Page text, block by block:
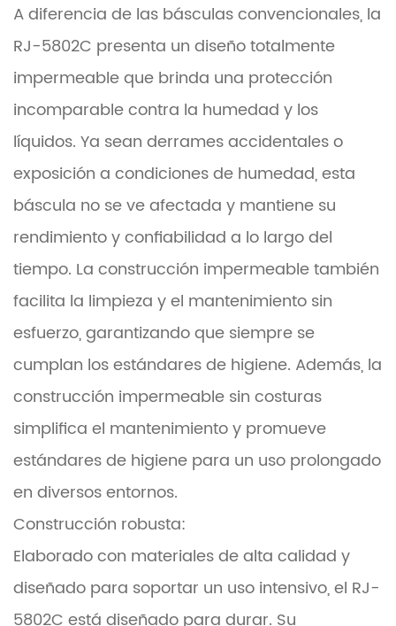
A diferencia de las básculas convencionales, la
RJ-5802C presenta un diseño totalmente
impermeable que brinda una protección
incomparable contra la humedad y los
líquidos. Ya sean derrames accidentales o
exposición a condiciones de humedad, esta
báscula no se ve afectada y mantiene su
rendimiento y confiabilidad a lo largo del
tiempo. La construcción impermeable también
facilita la limpieza y el mantenimiento sin
esfuerzo, garantizando que siempre se
cumplan los estándares de higiene. Además, la
construcción impermeable sin costuras
simplifica el mantenimiento y promueve
estándares de higiene para un uso prolongado
en diversos entornos.
Construcción robusta:
Elaborado con materiales de alta calidad y
diseñado para soportar un uso intensivo, el RJ-
5802C está diseñado para durar. Su